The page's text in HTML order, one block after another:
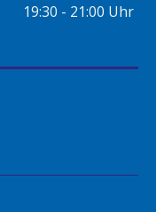
19:30 - 21:00 Uhr